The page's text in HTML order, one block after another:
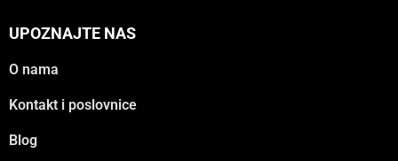
UPOZNAJTE NAS
O nama
Kontakt i poslovnice
Blog